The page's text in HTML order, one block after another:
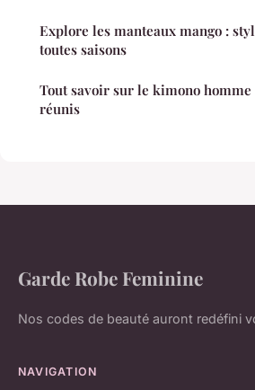
Explore les manteaux mango :
toutes saisons
Tout savoir sur le kimono
réunis
Garde Robe Feminine
Nos codes de beauté auront redéfini
NAVIGATION